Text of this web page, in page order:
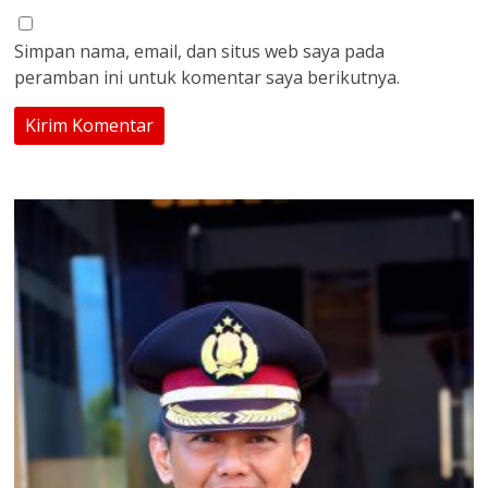
Simpan nama, email, dan situs web saya pada
peramban ini untuk komentar saya berikutnya.